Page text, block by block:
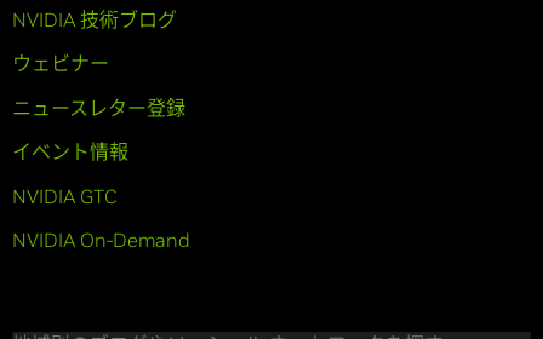
NVIDIA 技術ブログ
ウェビナー
ニュースレター登録
イベント情報
NVIDIA GTC
NVIDIA On-Demand